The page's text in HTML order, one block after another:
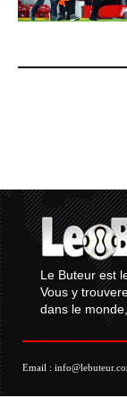
Le Buteur est
Vous y
dans le
Email :